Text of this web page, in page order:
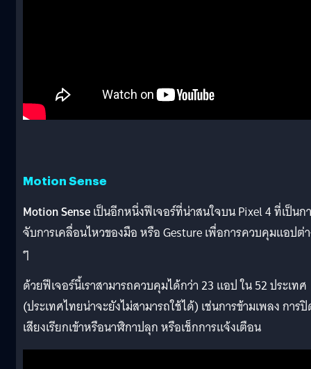
Motion Sense
Motion Senseเป็นอีกหนึ่งฟีเจอร์ที่น่าสนใจบน Pixel 4 ที่เป็นก
จับการเคลื่อนไหวของมือ หรือ Gesture เพื่อการควบคุมแอปต่
ๆ
ด้วยฟีเจอร์นี้เราสามารถควบคุมได้กว่า 23 แอป ใน 52 ประเทศ
(ประเทศไทยน่าจะยังไม่สามารถใช้ได้) เช่นการข้ามเพลง การ
เสียงเรียกเข้าหรือนาฬิกาปลุก หรือเช็กการแจ้งเตือน